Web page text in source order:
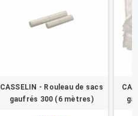
CASSELIN - Rouleau de sacs
gaufrés 300 (6 mètres)